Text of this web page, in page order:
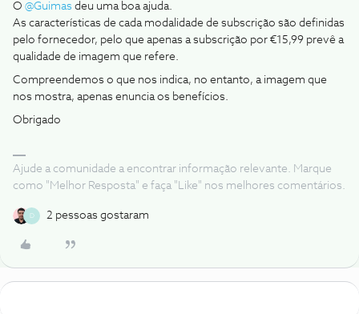
O @Guimas deu uma boa ajuda.
As características de cada modalidade de subscrição são definidas
pelo fornecedor, pelo que apenas a subscrição por €15,99 prevê a
qualidade de imagem que refere.
Compreendemos o que nos indica, no entanto, a imagem que
nos mostra, apenas enuncia os benefícios.
Obrigado
Ajude a comunidade a encontrar informação relevante. Marque
como "Melhor Resposta" e faça "Like" nos melhores comentários.
D 2 pessoas gostaram